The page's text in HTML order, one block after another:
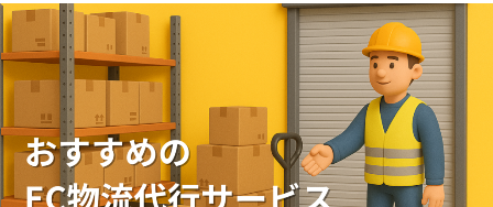
や
費
用
相
場
も
徹
の
shopify
サ
ル
18